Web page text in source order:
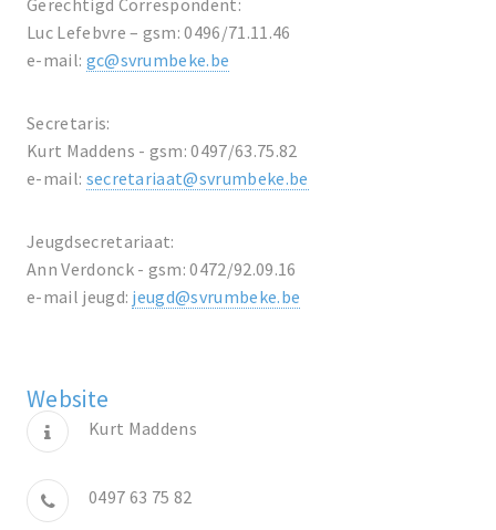
Gerechtigd Correspondent:
Luc Lefebvre – gsm: 0496/71.11.46
e-mail: gc@svrumbeke.be
Secretaris:
Kurt Maddens - gsm: 0497/63.75.82
e-mail: secretariaat@svrumbeke.be
Jeugdsecretariaat:
Ann Verdonck - gsm: 0472/92.09.16
e-mail jeugd: jeugd@svrumbeke.be
Website
Kurt Maddens
0497 63 75 82